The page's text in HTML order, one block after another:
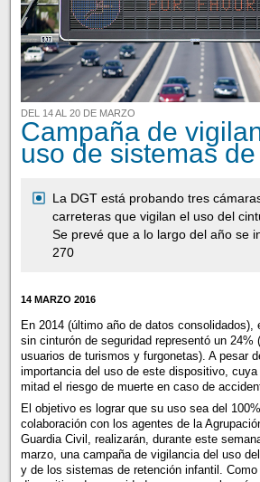
DEL 14 AL 20 DE MARZO
Campaña de
uso de sistemas
La DGT está probando tres
carreteras que vigilan el uso del
Se prevé que a lo largo del año se
270
14 MARZO 2016
En 2014 (último año de datos consolidados),
sin cinturón de seguridad representó un 24%
usuarios de turismos y furgonetas). A pesar
importancia del uso de este dispositivo,
mitad el riesgo de muerte en caso de
El objetivo es lograr que su uso sea del
colaboración con los agentes de la
Guardia Civil, realizarán, durante este
marzo, una campaña de vigilancia del uso
y de los sistemas de retención infantil.